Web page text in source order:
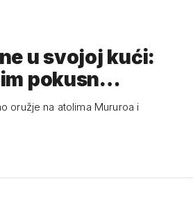
u svojoj kući:
pokusn…
oružje na atolima Mururoa i